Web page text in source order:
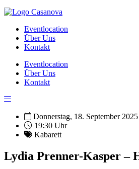
Eventlocation
Über Uns
Kontakt
Eventlocation
Über Uns
Kontakt
Donnerstag, 18. September 2025
19:30 Uhr
Kabarett
Lydia Prenner-Kasper –